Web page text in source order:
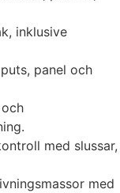
inklusive
panel och
med slussar,
med